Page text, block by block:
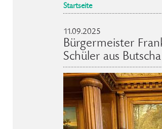
Startseite
11.09.2025
Bürgermeister
Schüler aus Butscha